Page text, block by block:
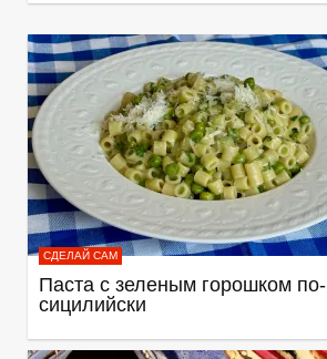
СДЕЛАЙ САМ
Паста с зеленым горошком по-
сицилийски